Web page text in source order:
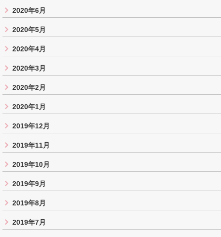
2020年6月
2020年5月
2020年4月
2020年3月
2020年2月
2020年1月
2019年12月
2019年11月
2019年10月
2019年9月
2019年8月
2019年7月